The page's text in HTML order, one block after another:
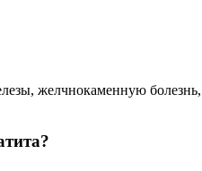
желчнокаменную